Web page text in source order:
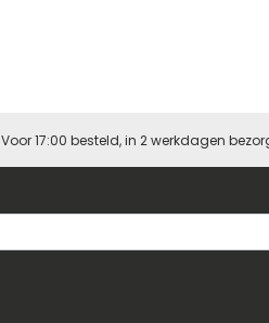
Voor 17:00 besteld, in 2 werkdagen